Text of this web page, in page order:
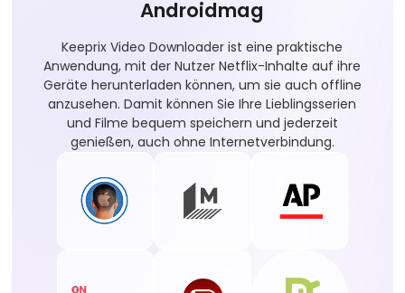
Androidmag
Keeprix Video Downloader ist eine praktische
Anwendung, mit der Nutzer Netflix-Inhalte auf ihre
Geräte herunterladen können, um sie auch offline
anzusehen. Damit können Sie Ihre Lieblingsserien
und Filme bequem speichern und jederzeit
genießen, auch ohne Internetverbindung.